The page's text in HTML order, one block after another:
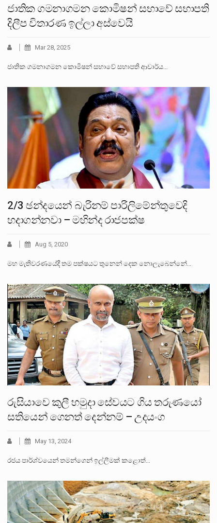
ජාතික ගමනාගමන කොමිෂන් සභාවේ සභාපති
දිලීප විතාරණ ඉල්ලා අස්වෙයි
Mar 28, 2025
ජාතික ගමනාගමන කොමිෂන් සභාවේ සභාපති ආචාර්ය…
2/3 ඡන්දයෙන් බැරිනම් පාරිලිමේන්තුවෙදි
හදාගන්නවා – මහින්ද රාජපක්ෂ
Aug 5, 2020
මහ මැතිවරණයේදී තම පක්ෂයට තුනෙන් දෙක නොලැබෙන්නේ…
රුසියාවෙ කුලී හමුදා සේවයට ගිය තරුණයෝ
සතියෙන් ගෙනත් දෙන්නම් – උදයංග
May 13, 2024
රජය පාර්ශ්වයෙන් තමන්ගෙන් ඉල්ලීමක් කළොත්…